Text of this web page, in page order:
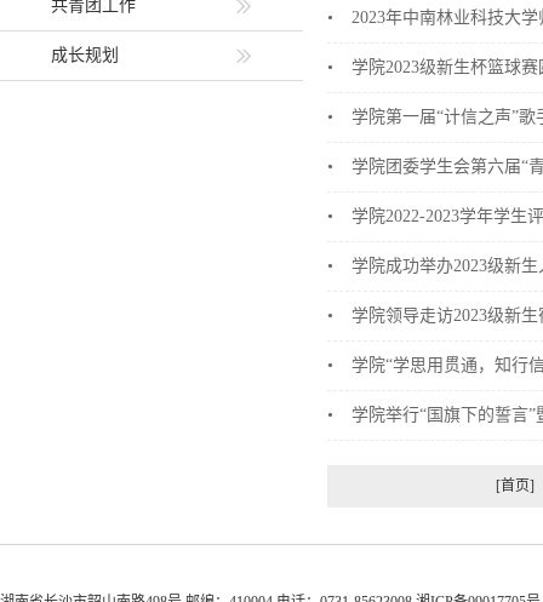
共青团工作
成长规划
• 2023年中南林业科技大
• 学院2023级新生杯篮球
• 学院第一届“计信之声”歌
• 学院团委学生会第六届“
• 学院2022-2023学年学生
• 学院成功举办2023级新
• 学院领导走访2023级新生
• 学院“学思用贯通，知行
• 学院举行“国旗下的誓言
[首页]